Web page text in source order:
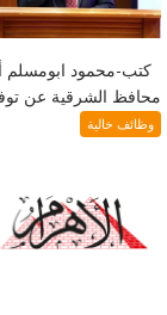
كتب-محمود ابومسلم
محافظ الشرقية عن توفير 1837 فرصه عمل داخل
وظائف خالية